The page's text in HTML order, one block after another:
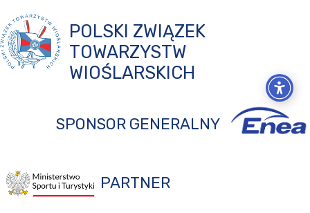
POLSKI ZWIĄZEK
TOWARZYSTW
WIOŚLARSKICH
SPONSOR GENERALNY
PARTNER